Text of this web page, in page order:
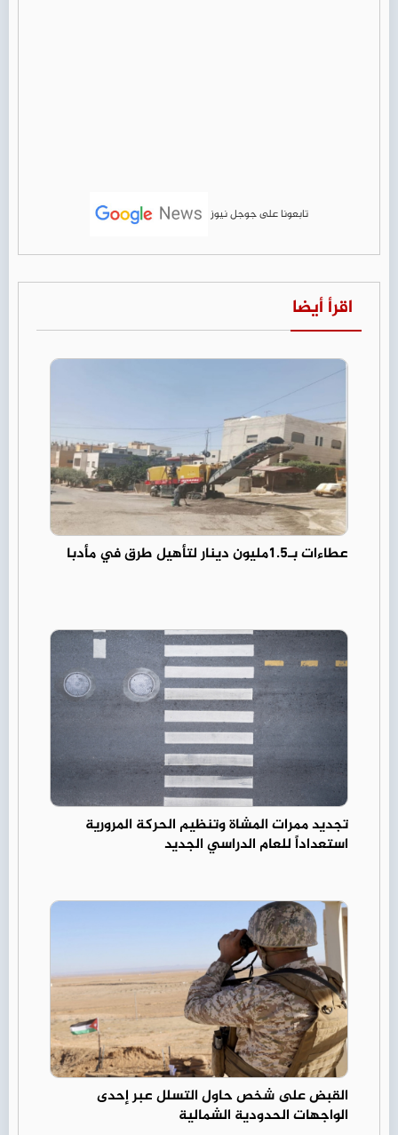
تابعونا على جوجل نيوز
اقرأ أيضا
عطاءات بـ1.5مليون دينار لتأهيل طرق في مأدبا
تجديد ممرات المشاة وتنظيم الحركة المرورية
استعداداً للعام الدراسي الجديد
القبض على شخص حاول التسلل عبر إحدى
الواجهات الحدودية الشمالية